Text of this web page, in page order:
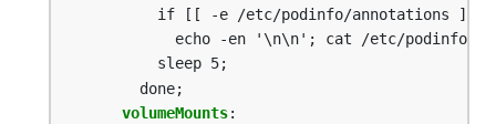
if [[ -e /etc/podinfo/annotations ]];
echo -en '\n\n'; cat /etc/podinfo/
sleep 5;
done;
volumeMounts: